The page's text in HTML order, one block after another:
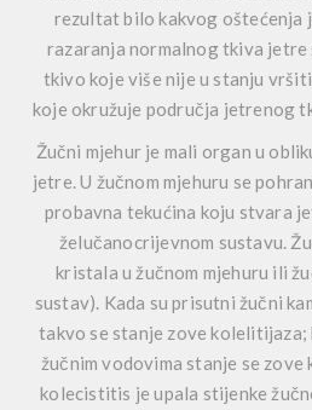
rezultat bilo kakvog oštećenja
razaranja normalnog tkiva
tkivo koje više nije u stanju
koje okružuje područja jetrenog
Žučni mjehur je mali organ u
jetre. U žučnom mjehuru se
probavna tekućina koju stvara
želučanocrijevnom sustavu.
kristala u žučnom mjehuru ili
sustav). Kada su prisutni žučni
takvo se stanje zove kolelitijaza;
žučnim vodovima stanje se
kolecistitis je upala stijenke